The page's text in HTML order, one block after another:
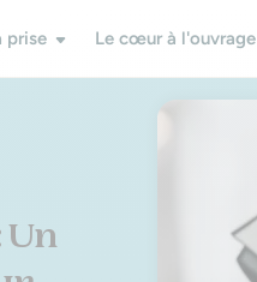
prise Le cœur à l'ouvrage